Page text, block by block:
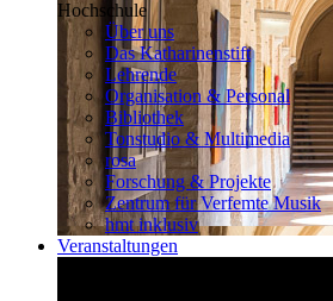
Hochschule
Über uns
Das Katharinenstift
Lehrende
Organisation & Personal
Bibliothek
Tonstudio & Multimedia
rosa
Forschung & Projekte
Zentrum für Verfemte Musik
hmt inklusiv
Veranstaltungen